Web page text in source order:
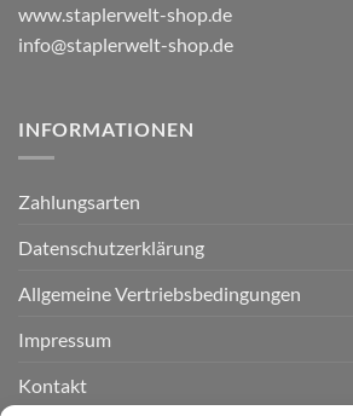
www.staplerwelt-shop.de
info@staplerwelt-shop.de
INFORMATIONEN
Zahlungsarten
Datenschutzerklärung
Allgemeine Vertriebsbedingungen
Impressum
Kontakt